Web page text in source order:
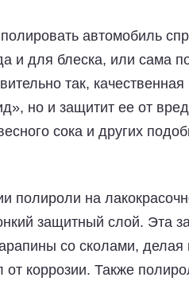
автомобиль
и для блеска, или сама
так,
но и защитит ее от
сока и других
полироли на
защитный слой. Эта
со сколами,
от коррозии. Также